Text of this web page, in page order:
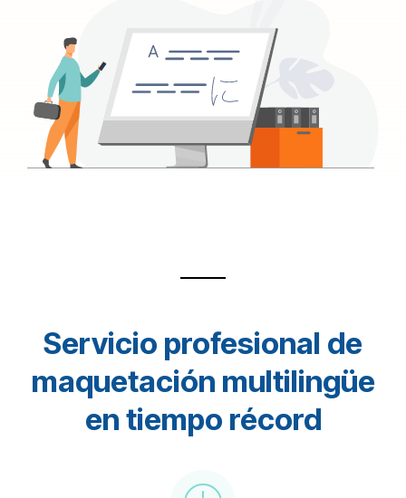
Servicio profesional de
maquetación multilingüe
en tiempo récord